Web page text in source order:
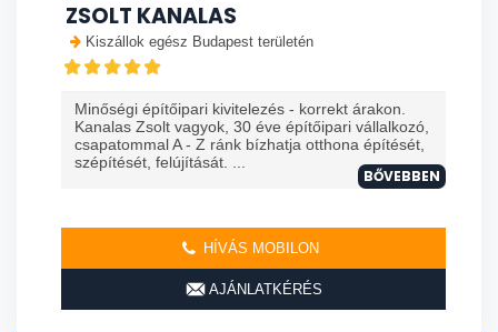
ZSOLT KANALAS
Kiszállok egész Budapest területén
Minőségi építőipari kivitelezés - korrekt árakon.
Kanalas Zsolt vagyok, 30 éve építőipari vállalkozó,
csapatommal A - Z ránk bízhatja otthona építését,
szépítését, felújítását. ...
BŐVEBBEN
HÍVÁS MOBILON
AJÁNLATKÉRÉS